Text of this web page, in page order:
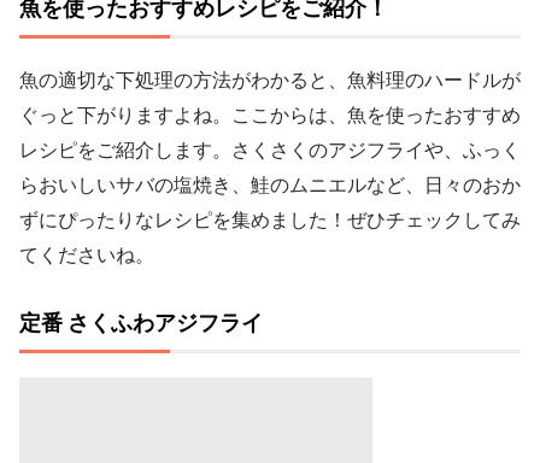
魚を使ったおすすめレシピをご紹介！
魚の適切な下処理の方法がわかると、魚料理のハードルが
ぐっと下がりますよね。ここからは、魚を使ったおすすめ
レシピをご紹介します。さくさくのアジフライや、ふっく
らおいしいサバの塩焼き、鮭のムニエルなど、日々のおか
ずにぴったりなレシピを集めました！ぜひチェックしてみ
てくださいね。
定番 さくふわアジフライ